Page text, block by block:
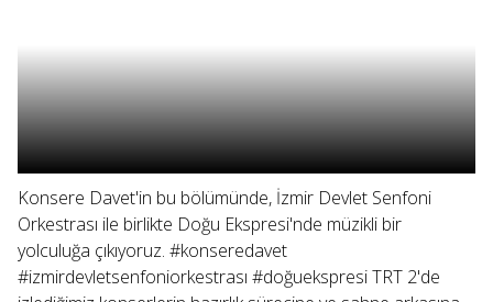
Konsere Davet'in bu bölümünde, İzmir Devlet Senfoni
Orkestrası ile birlikte Doğu Ekspresi'nde müzikli bir
yolculuğa çıkıyoruz. #konseredavet
#izmirdevletsenfoniorkestrası #doğuekspresi TRT 2'de